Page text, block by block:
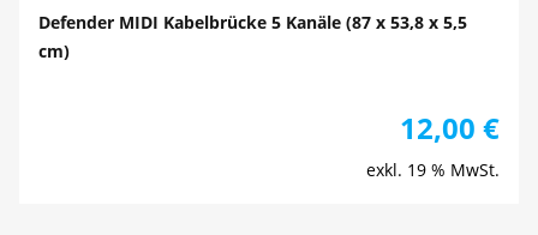
Defender MIDI Kabelbrücke 5 Kanäle (87 x 53,8 x 5,5
cm)
12,00 €
exkl. 19 % MwSt.